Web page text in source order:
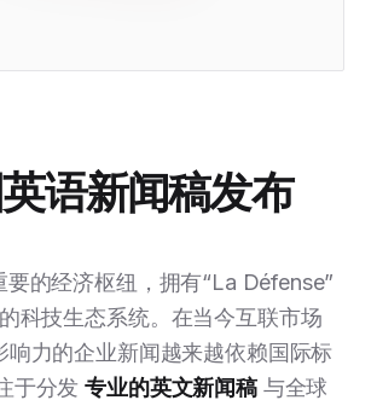
语新闻稿发布
要的经济枢纽，拥有“La Défense”
科技生态系统。在当今互联市场
响力的企业新闻越来越依赖国际标
于分发专业的英文新闻稿与全球